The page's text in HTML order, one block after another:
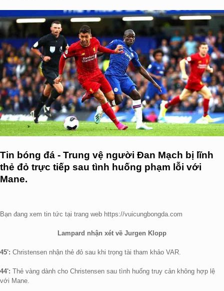
Tin bóng đá - Trung vệ người Đan Mạch bị lĩnh
thẻ đỏ trực tiếp sau tình huống phạm lỗi với
Mane.
Bạn đang xem tin tức tại trang web https://vuicungbongda.com
Lampard nhận xét về Jurgen Klopp
45': Christensen nhận thẻ đỏ sau khi trọng tài tham khảo VAR.
44': Thẻ vàng dành cho Christensen sau tình huống truy cản không hợp lệ
với Mane.